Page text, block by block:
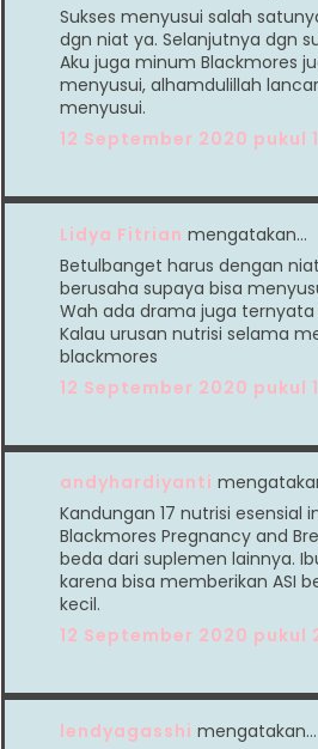
Sukses menyusui salah
dgn niat ya. Selanjutnya dgn
Aku juga minum Blackmores
menyusui, alhamdulillah
menyusui.
12 September 2020 pukul
Lidya Fitrian mengatakan…
Betulbanget harus dengan
berusaha supaya bisa
Wah ada drama juga
Kalau urusan nutrisi selama
blackmores
12 September 2020 pukul
andyhardiyanti
Kandungan 17 nutrisi esensial
Blackmores Pregnancy and
beda dari suplemen lainnya.
karena bisa memberikan ASI
kecil.
12 September 2020 pukul
lendyagasshi mengatakan…